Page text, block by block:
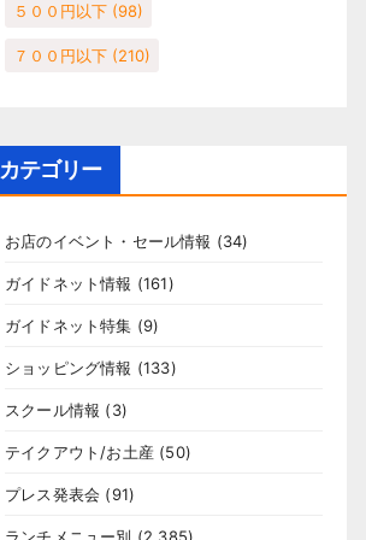
５００円以下 (98)
７００円以下 (210)
カテゴリー
お店のイベント・セール情報 (34)
ガイドネット情報 (161)
ガイドネット特集 (9)
ショッピング情報 (133)
スクール情報 (3)
テイクアウト/お土産 (50)
プレス発表会 (91)